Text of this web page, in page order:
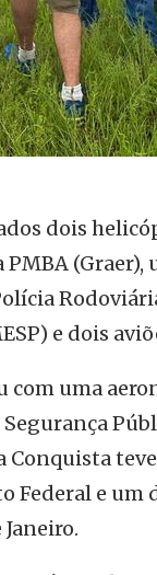
dois
e dois
uma
Conquista
Federal e um